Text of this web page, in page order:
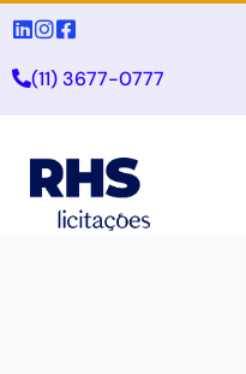
(11) 3677-0777